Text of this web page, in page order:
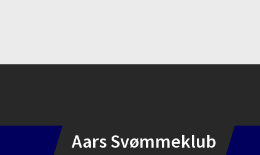
Aars Svømmeklub